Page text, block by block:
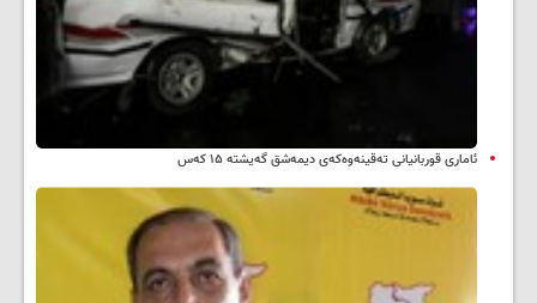
ئاماری قوربانیانی تەقینەوەکەی دیمەشق گەیشتە ۱۵ کەس